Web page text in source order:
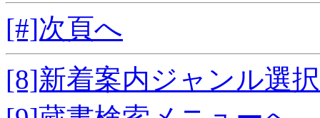
[#]次頁へ
[8]新着案内ジャンル選